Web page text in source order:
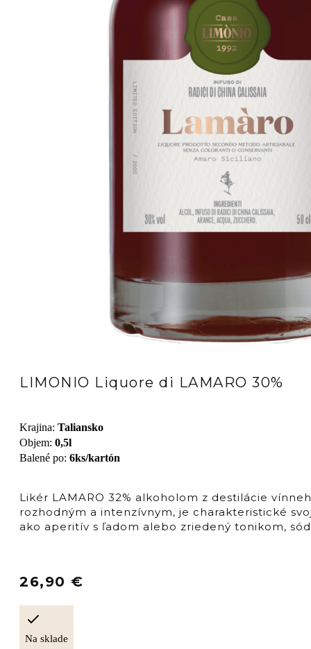
LIMONIO Liquore di LAMARO 30%
Krajina: Taliansko
Objem: 0,5l
Balené po: 6ks/kartón
Likér LAMARO 32% alkoholom z destilácie
rozhodným a intenzívnym, je charakteristické
ako aperitív s ľadom alebo zriedený tonikom,
26,90 €
Na sklade